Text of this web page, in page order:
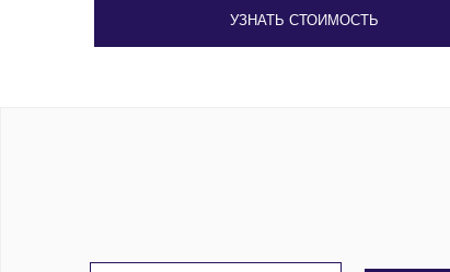
УЗНАТЬ СТОИМОСТЬ